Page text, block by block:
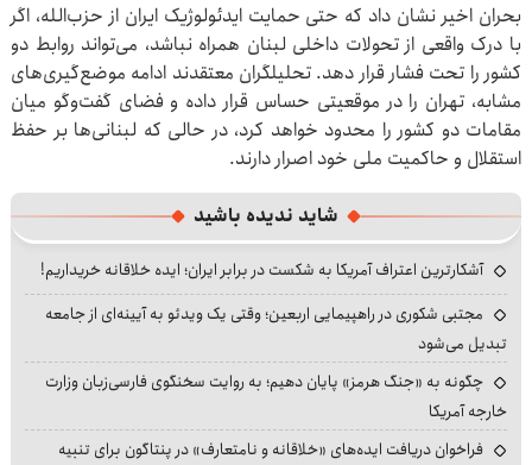
بحران اخیر نشان داد که حتی حمایت ایدئولوژیک ایران از حزب‌الله، اگر
با درک واقعی از تحولات داخلی لبنان همراه نباشد، می‌تواند روابط دو
کشور را تحت فشار قرار دهد. تحلیلگران معتقدند ادامه موضع‌گیری‌های
مشابه، تهران را در موقعیتی حساس قرار داده و فضای گفت‌وگو میان
مقامات دو کشور را محدود خواهد کرد، در حالی که لبنانی‌ها بر حفظ
استقلال و حاکمیت ملی خود اصرار دارند.
شاید ندیده باشید
آشکارترین اعتراف آمریکا به شکست در برابر ایران؛ ایده خلاقانه خریداریم!
مجتبی شکوری در راهپیمایی اربعین؛ وقتی یک ویدئو به آیینه‌ای از جامعه
تبدیل می‌شود
چگونه به «جنگ هرمز» پایان دهیم؛ به روایت سخنگوی فارسی‌زبان وزارت
خارجه آمریکا
فراخوان دریافت ایده‌های «خلاقانه و نامتعارف» در پنتاگون برای تنبیه